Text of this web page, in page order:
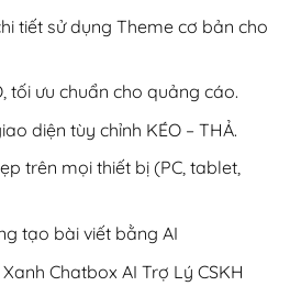
tiết sử dụng Theme cơ bản cho
tối ưu chuẩn cho quảng cáo.
diện tùy chỉnh KÉO – THẢ.
trên mọi thiết bị (PC, tablet,
tạo bài viết bằng AI
Chatbox AI Trợ Lý CSKH